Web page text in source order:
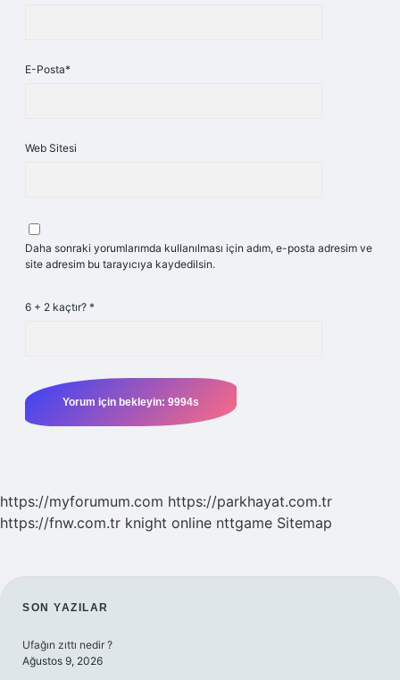
E-Posta*
Web Sitesi
Daha sonraki yorumlarımda kullanılması için adım, e-posta adresim ve
site adresim bu tarayıcıya kaydedilsin.
6 + 2 kaçtır? *
https://myforumum.com https://parkhayat.com.tr
https://fnw.com.tr knight online nttgame Sitemap
SIDEBAR
SON YAZILAR
Ufağın zıttı nedir ?
Ağustos 9, 2026